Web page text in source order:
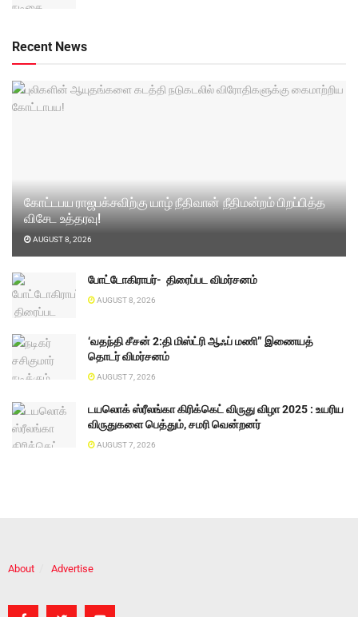
Recent News
கோட்டபய ராஜபக்சவிற்கு யாழ் நீதிவான் நீதிமன்றம் பிறப்பித்த
விசேட உத்தரவு!
AUGUST 8, 2026
போட்டோகிராபர்- ‌ திரைப்பட விமர்சனம்
AUGUST 8, 2026
‘வதந்தி சீசன் 2:தி மிஸ்ட்ரி ஆஃப் மணி” இணையத்
தொடர் விமர்சனம்
AUGUST 7, 2026
டயலொக் ஸ்ரீலங்கா கிரிக்கெட் விருது விழா 2025 : உயரிய
விருதுகளை பெத்தும், சமரி வென்றனர்
AUGUST 7, 2026
About Advertise